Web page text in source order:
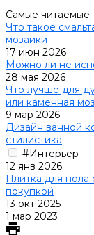
Самые читаемые
Что такое
мозаики
17 июн 2026
Можно ли не
28 мая 2026
Что лучше для
или каменная
9 мар 2026
Дизайн ванной
стилистика
#Интерьер
12 янв 2026
Плитка для пола
покупкой
13 окт 2025
1 мар 2023